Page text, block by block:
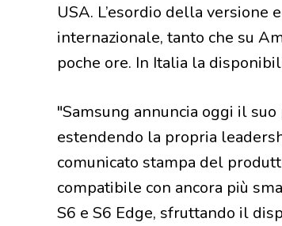
USA. L’esordio della versione
internazionale, tanto che su
poche ore. In Italia la
"Samsung annuncia oggi il
estendendo la propria
comunicato stampa del
compatibile con ancora più
S6 e S6 Edge, sfruttando il